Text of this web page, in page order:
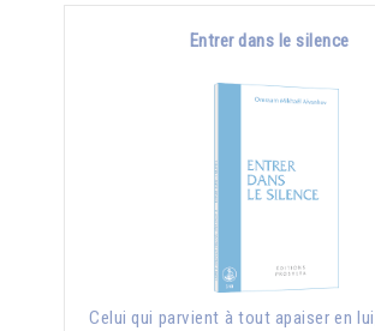
Entrer dans le silence
Celui qui parvient à tout apaiser en